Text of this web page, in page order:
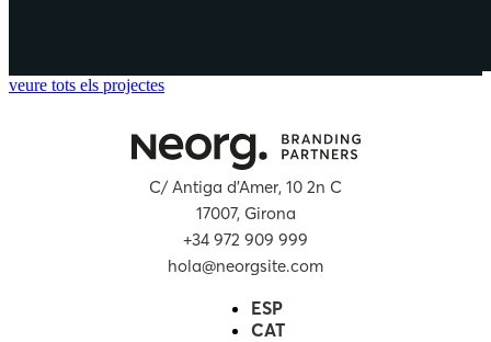
veure tots els projectes
C/ Antiga d’Amer, 10 2n C
17007, Girona
+34 972 909 999
hola@neorgsite.com
ESP
CAT